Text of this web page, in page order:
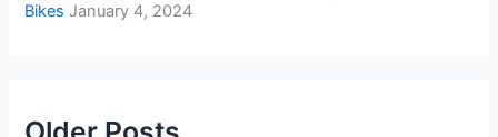
Bikes January 4, 2024